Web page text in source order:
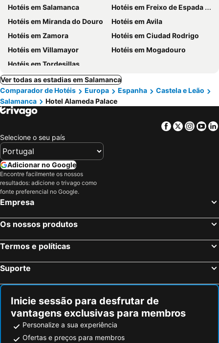
Hotéis em Salamanca
Hotéis em Freixo de Espada à Cinta
Hotéis em Miranda do Douro
Hotéis em Avila
Hotéis em Zamora
Hotéis em Ciudad Rodrigo
Hotéis em Villamayor
Hotéis em Mogadouro
Hotéis em Tordesillas
Ver todas as estadias em Salamanca
Comparador de Hotéis
Europa Espanha
Castela e Leão
Salamanca
Hotel Alameda Palace
Facebook
Twitter
Selecione o seu país
Adicionar no Google
Encontre facilmente os nossos
resultados: adicione o trivago como
fonte preferencial no Google.
Empresa
Os nossos produtos
Termos e políticas
Suporte
Inicie sessão para desfrutar de
vantagens exclusivas para membros
Personalize a sua experiência
Ofertas e preços para membros